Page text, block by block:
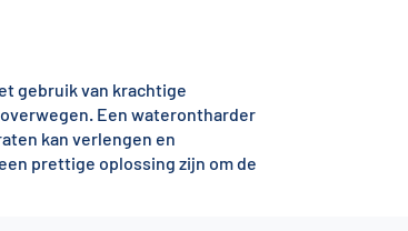
gebruik van krachtige
Een waterontharder
kan verlengen en
prettige oplossing zijn om de